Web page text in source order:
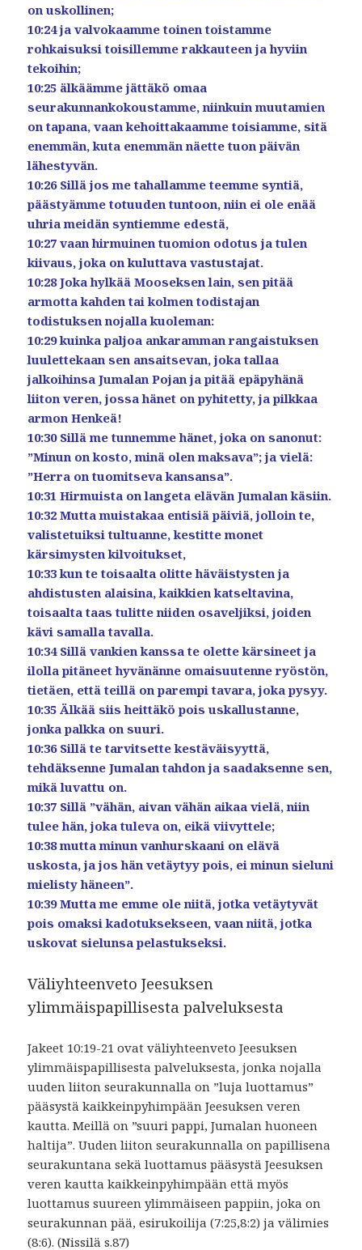
on uskollinen;
10:24 ja valvokaamme toinen toistamme
rohkaisuksi toisillemme rakkauteen ja hyviin
tekoihin;
10:25 älkäämme jättäkö omaa
seurakunnankokoustamme, niinkuin muutamien
on tapana, vaan kehoittakaamme toisiamme, sitä
enemmän, kuta enemmän näette tuon päivän
lähestyvän.
10:26 Sillä jos me tahallamme teemme syntiä,
päästyämme totuuden tuntoon, niin ei ole enää
uhria meidän syntiemme edestä,
10:27 vaan hirmuinen tuomion odotus ja tulen
kiivaus, joka on kuluttava vastustajat.
10:28 Joka hylkää Mooseksen lain, sen pitää
armotta kahden tai kolmen todistajan
todistuksen nojalla kuoleman:
10:29 kuinka paljoa ankaramman rangaistuksen
luulettekaan sen ansaitsevan, joka tallaa
jalkoihinsa Jumalan Pojan ja pitää epäpyhänä
liiton veren, jossa hänet on pyhitetty, ja pilkkaa
armon Henkeä!
10:30 Sillä me tunnemme hänet, joka on sanonut:
”Minun on kosto, minä olen maksava”; ja vielä:
”Herra on tuomitseva kansansa”.
10:31 Hirmuista on langeta elävän Jumalan käsiin.
10:32 Mutta muistakaa entisiä päiviä, jolloin te,
valistetuiksi tultuanne, kestitte monet
kärsimysten kilvoitukset,
10:33 kun te toisaalta olitte häväistysten ja
ahdistusten alaisina, kaikkien katseltavina,
toisaalta taas tulitte niiden osaveljiksi, joiden
kävi samalla tavalla.
10:34 Sillä vankien kanssa te olette kärsineet ja
ilolla pitäneet hyvänänne omaisuutenne ryöstön,
tietäen, että teillä on parempi tavara, joka pysyy.
10:35 Älkää siis heittäkö pois uskallustanne,
jonka palkka on suuri.
10:36 Sillä te tarvitsette kestäväisyyttä,
tehdäksenne Jumalan tahdon ja saadaksenne sen,
mikä luvattu on.
10:37 Sillä ”vähän, aivan vähän aikaa vielä, niin
tulee hän, joka tuleva on, eikä viivyttele;
10:38 mutta minun vanhurskaani on elävä
uskosta, ja jos hän vetäytyy pois, ei minun sieluni
mielisty häneen”.
10:39 Mutta me emme ole niitä, jotka vetäytyvät
pois omaksi kadotuksekseen, vaan niitä, jotka
uskovat sielunsa pelastukseksi.
Väliyhteenveto Jeesuksen
ylimmäispapillisesta palveluksesta
Jakeet 10:19-21 ovat väliyhteenveto Jeesuksen
ylimmäispapillisesta palveluksesta, jonka nojalla
uuden liiton seurakunnalla on ”luja luottamus”
pääsystä kaikkeinpyhimpään Jeesuksen veren
kautta. Meillä on ”suuri pappi, Jumalan huoneen
haltija”. Uuden liiton seurakunnalla on papillisena
seurakuntana sekä luottamus pääsystä Jeesuksen
veren kautta kaikkeinpyhimpään että myös
luottamus suureen ylimmäiseen pappiin, joka on
seurakunnan pää, esirukoilija (7:25,8:2) ja välimies
(8:6). (Nissilä s.87)